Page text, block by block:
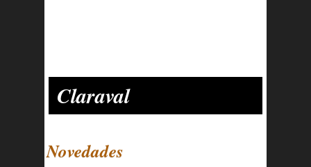
Claraval
Novedades